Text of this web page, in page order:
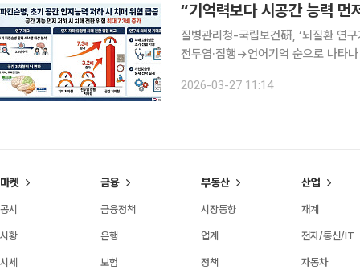
“기억력보다 시공간 능력
질병관리청-국립보건硏, ‘뇌질환 연
전두엽·집행→언어기억 순으로 나타나 기억력보다 시공간 능력이 먼저 떨어지면 파킨슨병 위험
는 기억력 저하가 먼저 나타난 경우보
2026-03-27 11:14
마켓
공시
시황
시세
금융
금융정책
은행
보험
부동산
시장동향
업계
정책
산업
재계
전자/통신/IT
자동차